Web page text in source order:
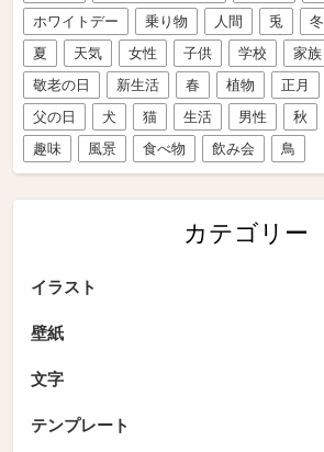
ホワイトデー
乗り物 人間 兎 冬
夏
天気 女性 子供 学校 家族
敬老の日
新生活 春 植物 正月
父の日
犬 猫 生活 男性 秋
趣味
風景 食べ物 飲み会 鳥
カテゴリー
イラスト
壁紙
文字
テンプレート